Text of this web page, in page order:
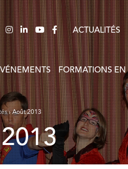
ACTUALITÉS
FORMATIONS
›Août 2013
2013